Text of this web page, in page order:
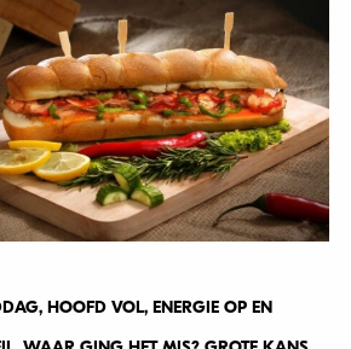
HOOFD VOL, ENERGIE OP EN